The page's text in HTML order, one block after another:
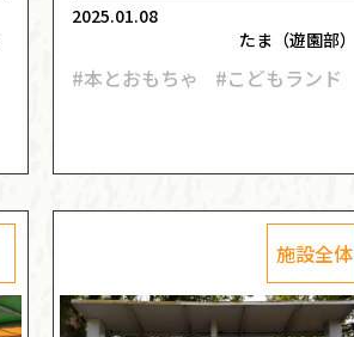
2025.01.08
たま（遊園部）
#本とおもちゃ #こどもランド
施設全体